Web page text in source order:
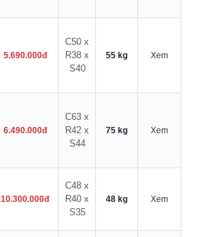
5.690.000đ
C50 x
R38 x
S40
55 kg Xem
6.490.000đ
C63 x
R42 x
S44
75 kg Xem
10.300.000đ
C48 x
R40 x
S35
48 kg Xem